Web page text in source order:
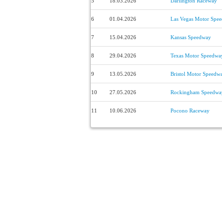
6 01.04.2026 Las Vegas Motor
7 15.04.2026 Kansas Speedway
8 29.04.2026 Texas Motor
9 13.05.2026 Bristol Motor
10 27.05.2026 Rockingham
11 10.06.2026 Pocono Raceway